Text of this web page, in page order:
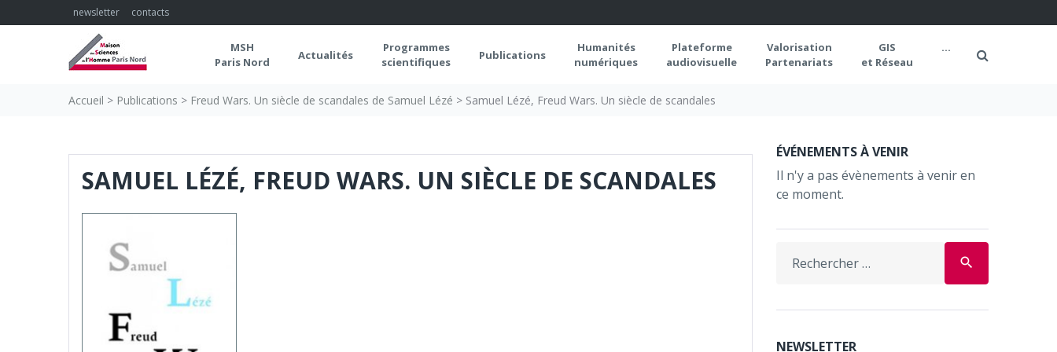
to
newsletter contacts
MSH
Paris Nord
Actualités
Programmes
scientifiques
Publications
Humanités
numériques
Plateforme
audiovisuelle
Valorisation
Partenariats
GIS
et Réseau
...
Accueil > Publications > Freud Wars. Un siècle de scandales de Samuel Lézé > Samuel Lézé, Freud Wars. Un siècle de scandales
SAMUEL LÉZÉ, FREUD WARS. UN SIÈCLE DE SCANDALES
ÉVÉNEMENTS À VENIR
Il n'y a pas évènements à venir en
ce moment.
for:
search
NEWSLETTER